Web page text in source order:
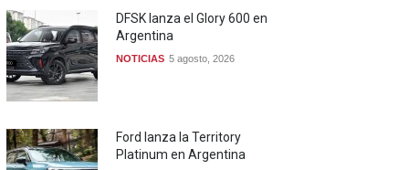
DFSK lanza el Glory 600 en
Argentina
NOTICIAS 5 agosto, 2026
Ford lanza la Territory
Platinum en Argentina